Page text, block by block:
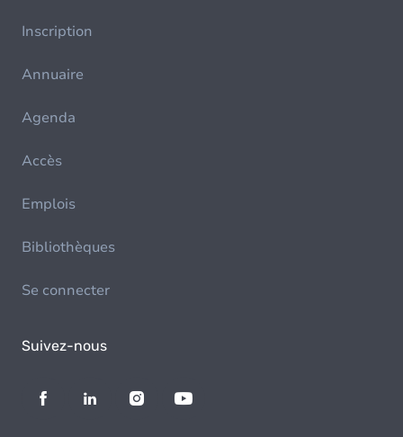
Inscription
Annuaire
Agenda
Accès
Emplois
Bibliothèques
Se connecter
Suivez-nous